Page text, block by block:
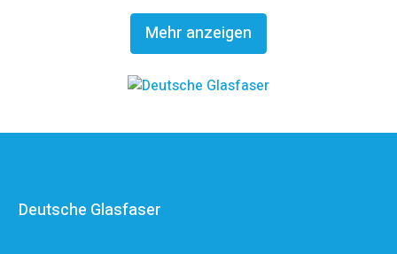
Mehr anzeigen
Mit innovativen Planungs- und Bauverfahren ist
Deutsche Glasfaser Spezialist für einen schnellen und
kosteneffizienten FTTH-Ausbau. Die
Unternehmensgruppe zählt zu den finanzstärksten
elf Milliarden Euro.
Deutsche Glasfaser